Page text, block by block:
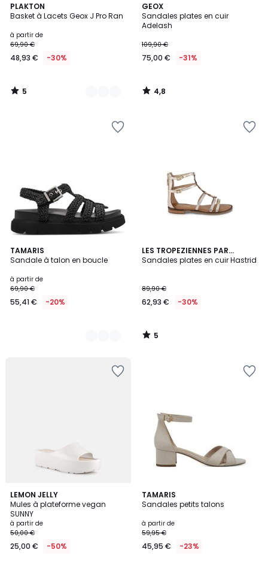
PLAKTON
Basket à Lacets Geox J Pro Ran
à partir de
69,90 €
48,93 € -30%
5
/
2
Couleurs
5
/
GEOX
Sandales plates en cuir
Adelash
109,90 €
75,00 € -31%
4,8
/ 5
4,8
/
TAMARIS
Sandale à talon en boucle
à partir de
69,90 €
55,41 € -20%
2
Couleurs
LES TROPEZIENNES PAR
M.BELARBI
Sandales plates en cuir Hastrid
89,90 €
62,93 € -30%
5
/
5
/
LEMON JELLY
Mules à plateforme vegan
SUNNY
à partir de
50,00 €
25,00 € -50%
4
/
5
22
Couleurs
TAMARIS
Sandales petits talons
à partir de
59,95 €
45,95 € -23%
3,8
/ 5
6
Couleurs